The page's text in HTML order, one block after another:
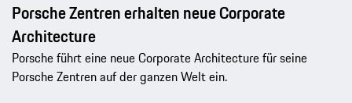
Porsche Zentren erhalten neue Corporate
Architecture
Porsche führt eine neue Corporate Architecture für seine
Porsche Zentren auf der ganzen Welt ein.